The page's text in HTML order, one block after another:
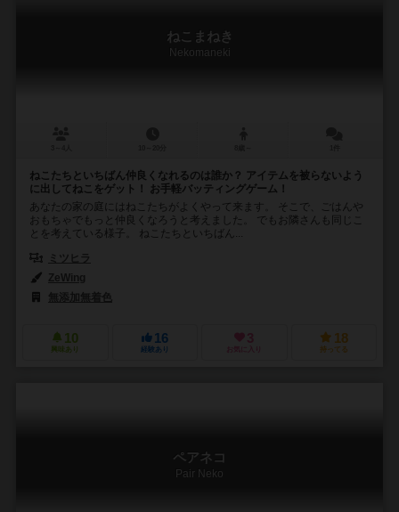
ねこまねき
Nekomaneki
ねこたちといちばん仲良くなれるのは誰か？ アイテムを被らないよう
に出してねこをゲット！ お手軽バッティングゲーム！
あなたの家の庭にはねこたちがよくやって来ます。 そこで、ごはんや
おもちゃでもっと仲良くなろうと考えました。 でもお隣さんも同じこ
とを考えている様子。 ねこたちといちばん...
ミツヒラ
ZeWing
無添加無着色
10
興味あり
16
経験あり
3
お気に入り
18
持ってる
ペアネコ
Pair Neko